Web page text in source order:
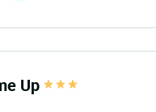
Up